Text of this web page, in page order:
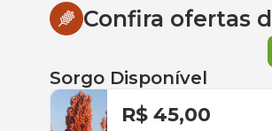
Confira ofertas
Sorgo Disponível
R$ 45,00